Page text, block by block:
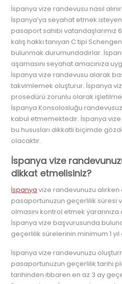
İspanya vize randevusu nasıl
İspanya’ya seyahat etmek
pasaport sahibi vatandaşlarımız
kalış hakkı tanıyan C tipi
bulunmak durumundadırlar.
aşamasını seyahat amacınıza
İspanya vize randevusu alarak
takvimlemek oluşturur. İspanya
prosedürü zorunlu olarak
İspanya Konsolosluğu
kabul etmemektedir. İspanya
bu hususları dikkatli biçimde
olacaktır.
İspanya vize
dikkat etmelisiniz?
İspanya vize randevunuzu
pasaportunuzun geçerlilik süresi
olmasını kontrol etmek
İspanya vize başvurusunda
geçerlilik sürelerinin minimum 1 yıl
İspanya vize randevunuzu
pasaportunuzun geçerlilik tarihi
tarihinden itibaren en az 3 ay